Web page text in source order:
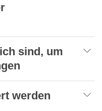
sind, um
werden